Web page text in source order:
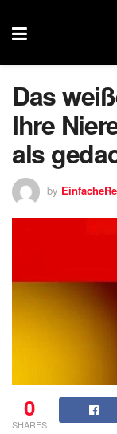
Das
Ihre
als
by
0
SHARES